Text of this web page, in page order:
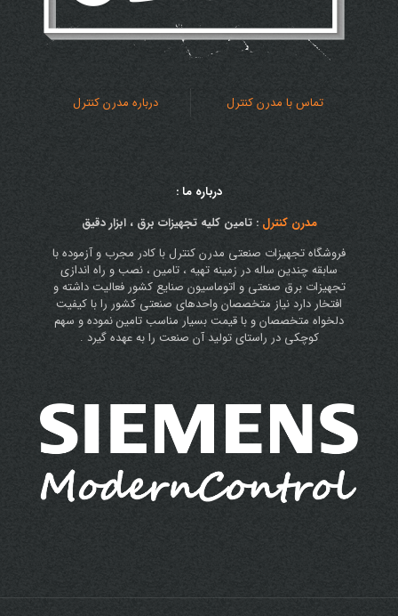
تماس با مدرن کنترل درباره مدرن کنترل
درباره ما :
مدرن کنترل : تامین کلیه تجهیزات برق ، ابزار دقیق
فروشگاه تجهیزات صنعتی مدرن کنترل با کادر مجرب و آزموده با
سابقه چندین ساله در زمینه تهیه ، تامین ، نصب و راه اندازی
تجهیزات برق صنعتی و اتوماسیون صنایع کشور فعالیت داشته و
افتخار دارد نیاز متخصصان واحدهای صنعتی کشور را با کیفیت
دلخواه متخصصان و با قیمت بسیار مناسب تامین نموده و سهم
کوچکی در راستای تولید آن صنعت را به عهده گیرد .